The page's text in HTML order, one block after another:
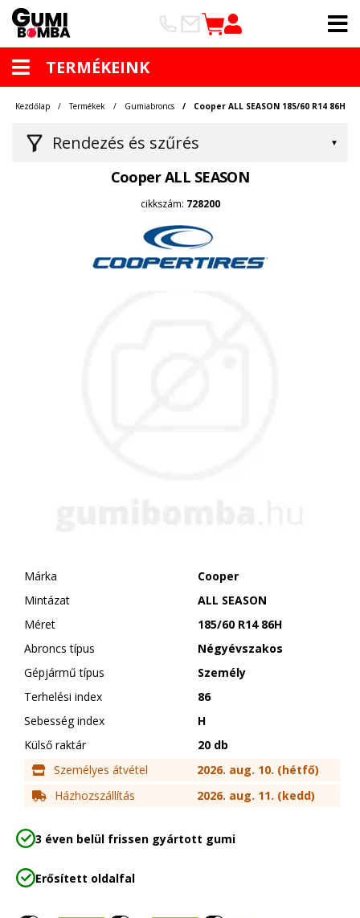
TERMÉKEINK
Rendezés és szűrés
Kezdőlap Termékek Gumiabroncs Cooper ALL SEASON 185/60 R14 86H
Cooper ALL SEASON
cikkszám: 728200
Márka
Cooper
Mintázat
ALL SEASON
Méret
185/60 R14 86H
Abroncs típus
Négyévszakos
Gépjármű típus
Személy
Terhelési index
86
Sebesség index
H
Külső raktár
20 db
Személyes átvétel
2026. aug. 10. (hétfő)
Házhozszállítás
2026. aug. 11. (kedd)
3 éven belül frissen gyártott gumi
Erősített oldalfal